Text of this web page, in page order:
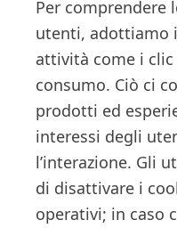
Per comprendere
utenti, adottiamo
attività come i
consumo. Ciò ci
prodotti ed
interessi degli
l’interazione. Gli
di disattivare i
operativi; in caso